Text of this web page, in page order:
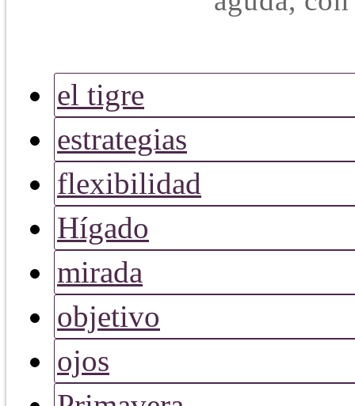
el tigre
estrategias
flexibilidad
Hígado
mirada
objetivo
ojos